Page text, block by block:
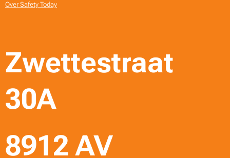
Over Safety Today
Zwettestraat
30A
8912 AV